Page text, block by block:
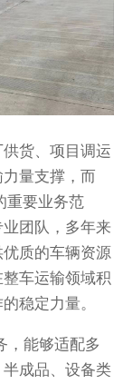
货、项目调运
量支撑，而
重要业务范
团队，多年来
质的车辆资源
车运输领域积
稳定力量。
，能够适配多
成品、设备类